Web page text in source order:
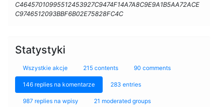
C46457010995512453927C9474F14A7A8C9E9A1B5AA72ACE
C9746512093BBF6B02E75828FC4C
Statystyki
Wszystkie akcje 215 contents 90 comments
146 replies na komentarze 283 entries
987 replies na wpisy 21 moderated groups